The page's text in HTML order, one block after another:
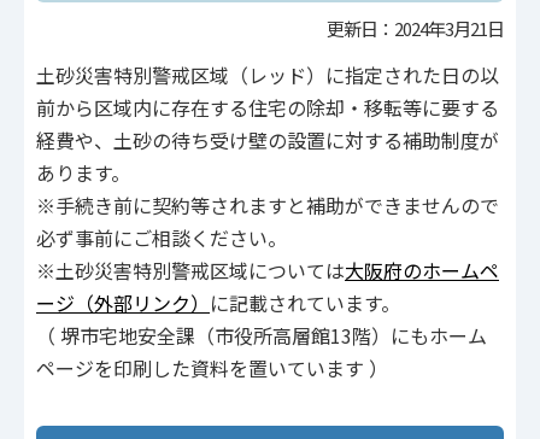
更新日：2024年3月21日
土砂災害特別警戒区域（レッド）に指定された日の以
前から区域内に存在する住宅の除却・移転等に要する
経費や、土砂の待ち受け壁の設置に対する補助制度が
あります。
※手続き前に契約等されますと補助ができませんので
必ず事前にご相談ください。
※土砂災害特別警戒区域については大阪府のホームペ
ージ（外部リンク） に記載されています。
（ 堺市宅地安全課（市役所高層館13階）にもホーム
ページを印刷した資料を置いています ）